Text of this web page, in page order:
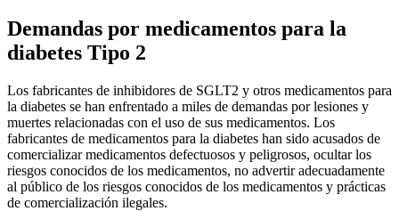
Demandas por medicamentos para la
diabetes Tipo 2
Los fabricantes de inhibidores de SGLT2 y otros medicamentos para
la diabetes se han enfrentado a miles de demandas por lesiones y
muertes relacionadas con el uso de sus medicamentos. Los
fabricantes de medicamentos para la diabetes han sido acusados de
comercializar medicamentos defectuosos y peligrosos, ocultar los
riesgos conocidos de los medicamentos, no advertir adecuadamente
al público de los riesgos conocidos de los medicamentos y prácticas
de comercialización ilegales.